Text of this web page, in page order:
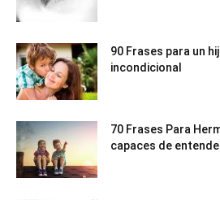
90 Frases para un
incondicional
70 Frases Para
capaces de